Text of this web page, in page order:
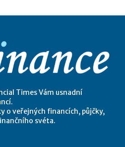
Times Vám usnadní
o veřejných financích, půjčky,
svéta.